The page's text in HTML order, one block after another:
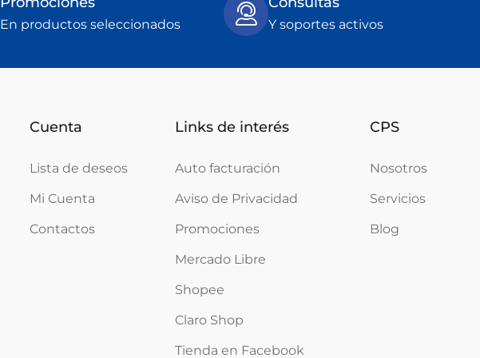
En productos seleccionados Y soportes activos
Cuenta
Lista de deseos
Mi Cuenta
Contactos
Links de interés
Auto facturación
Aviso de Privacidad
Promociones
Mercado Libre
Shopee
Claro Shop
Tienda en Facebook
CPS
Nosotros
Servicios
Blog